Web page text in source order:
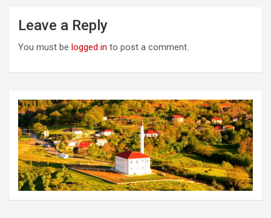
Leave a Reply
You must be logged in to post a comment.